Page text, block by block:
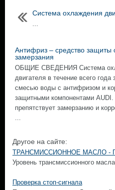
Система охлаждения
...
Антифриз – средство защиты
замерзания
ОБЩИЕ СВЕДЕНИЯ Система
двигателя в течение всего года
смесью воды с антифризом и
защитными компонентами
препятствует замерзанию и
...
Другое на сайте:
ТРАНСМИССИОННОЕ МАСЛО -
Уровень трансмиссионного
Проверка стоп-сигнала